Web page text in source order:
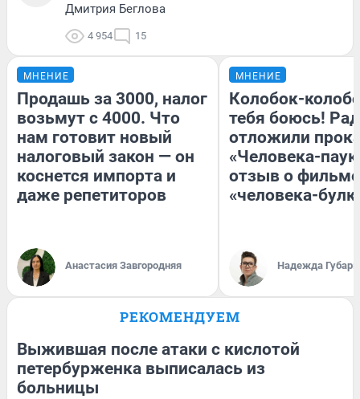
Дмитрия Беглова
4 954 15
МНЕНИЕ
Продашь за 3000, налог
возьмут с 4000. Что
нам готовит новый
налоговый закон — он
коснется импорта и
даже репетиторов
Анастасия Завгородняя
МНЕНИЕ
Колобок-
тебя боюсь!
отложили
«Человека-
отзыв о
«человека-
Надежда Губарь
РЕКОМЕНДУЕМ
Выжившая после атаки с кислотой
петербурженка выписалась из
больницы